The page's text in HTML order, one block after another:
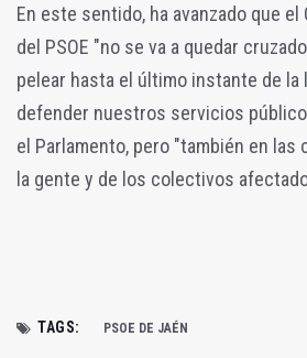
En este sentido, ha avanzado que el
del PSOE "no se va a quedar
pelear hasta el último instante de la
defender nuestros servicios
el Parlamento, pero "también en las
la gente y de los colectivos
TAGS: PSOE DE JAÉN